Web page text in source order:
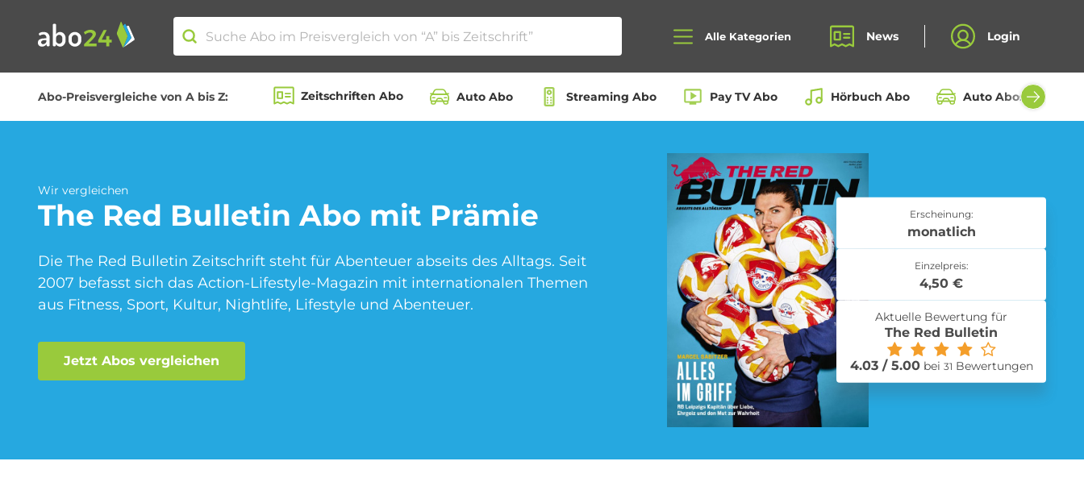
Alle Kategorien News Login
Abo-Preisvergleiche von A bis Z: Zeitschriften Abo Auto Abo Streaming Abo Pay TV Abo Hörbuch Abo Auto Abos aller
Abo-Kategorien
Beauty Box Abo
Blumen Abo Dating App Abo eBook Abo Fahrrad Abo
Fitness Abo Kino Abo Kochbox Abo
Wir vergleichen
The Red Bulletin Abo mit Prämie
Die The Red Bulletin Zeitschrift steht für Abenteuer abseits des Alltags. Seit
2007 befasst sich das Action-Lifestyle-Magazin mit internationalen Themen
aus Fitness, Sport, Kultur, Nightlife, Lifestyle und Abenteuer.
Jetzt Abos vergleichen
Erscheinung:
monatlich
Einzelpreis:
4,50 €
Aktuelle Bewertung für
The Red Bulletin
4.03 / 5.00bei 31 Bewertungen